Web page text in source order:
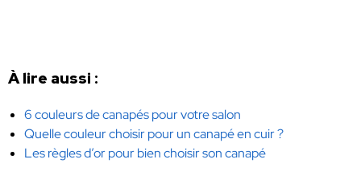
À lire aussi :
6 couleurs de canapés pour votre salon
Quelle couleur choisir pour un canapé en cuir ?
Les règles d’or pour bien choisir son canapé